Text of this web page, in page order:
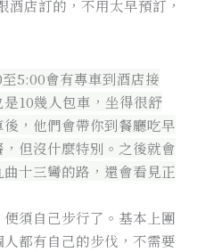
酒店訂的，不用太早預訂，
5:00會有專車到酒店接
10幾人包車，坐得很舒
，他們會帶你到餐廳吃早
但沒什麼特別。之後就會
十三彎的路，還會看見正
須自己步行了。基本上團
都有自己的步伐，不需要